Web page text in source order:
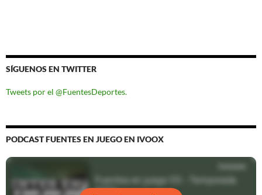
SÍGUENOS EN TWITTER
Tweets por el @FuentesDeportes.
PODCAST FUENTES EN JUEGO EN IVOOX